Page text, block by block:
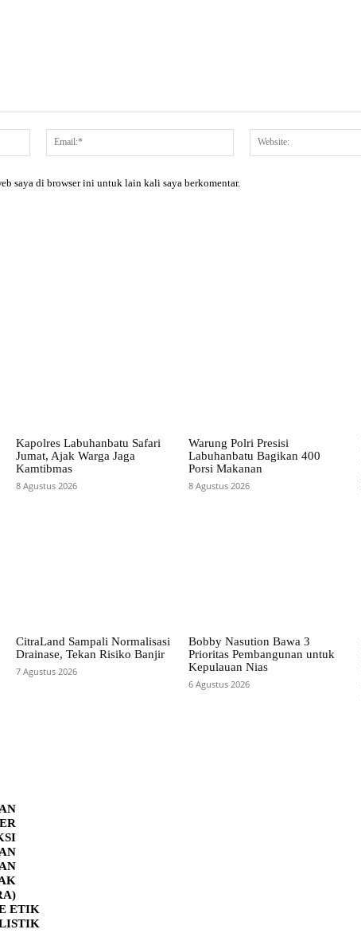
Nama:*
Email:*
saya di browser ini untuk lain kali saya berkomentar.
Kapolres Labuhanbatu Safari
Jumat, Ajak Warga Jaga
Kamtibmas
8 Agustus 2026
Warung Polri Presisi
Labuhanbatu Bagikan 400
Porsi Makanan
8 Agustus 2026
CitraLand Sampali Normalisasi
Drainase, Tekan Risiko Banjir
7 Agustus 2026
Bobby Nasution Bawa 3
Prioritas Pembangunan untuk
Kepulauan Nias
6 Agustus 2026
ETIK